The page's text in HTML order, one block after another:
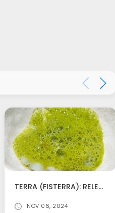
TERRA (FISTERRA): RELEVO XERACIONAL NO FIN DO MUNDO
NOV 06, 2024